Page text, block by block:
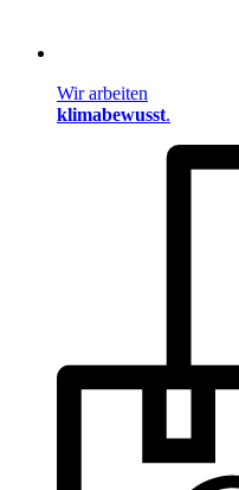
Wir arbeiten
klimabewusst.